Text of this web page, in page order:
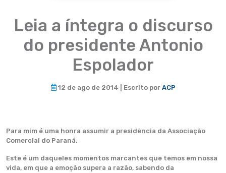
Leia a íntegra o discurso
do presidente Antonio
Espolador
12 de ago de 2014 | Escrito por ACP
Para mim é uma honra assumir a presidência da Associação
Comercial do Paraná.
Este é um daqueles momentos marcantes que temos em nossa
vida, em que a emoção supera a razão, sabendo da